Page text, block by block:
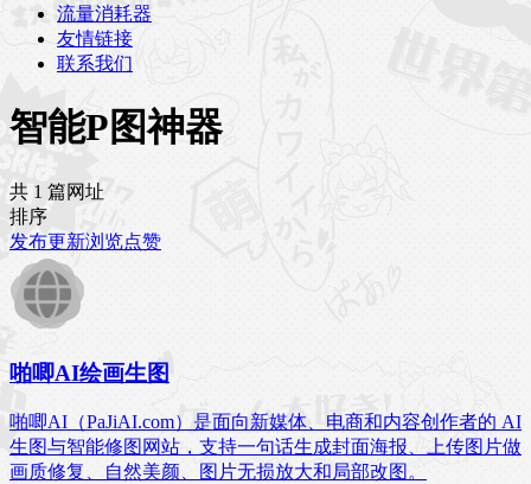
流量消耗器
友情链接
联系我们
智能P图神器
共 1 篇网址
排序
发布更新浏览点赞
啪唧AI绘画生图
啪唧AI（PaJiAI.com）是面向新媒体、电商和内容创作者的 AI
生图与智能修图网站，支持一句话生成封面海报、上传图片做
画质修复、自然美颜、图片无损放大和局部改图。